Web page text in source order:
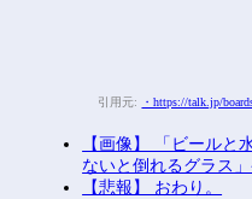
引用元: ・https://talk.jp/
【画像】 「ビールと
ないと倒れるグラス
【悲報】 おわり。